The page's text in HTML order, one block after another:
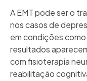
A EMT pode ser o
nos casos de
em condições como
resultados
com fisioterapia
reabilitação